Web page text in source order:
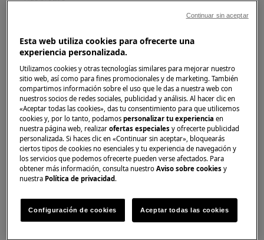
demasiado oscuros o desiguales cuando se
cocinan.
Se aplica a
Hornos
Solución
Cuando se usa el modo de circulación de
aire, reduzca la temperatura entre un 15 y
utilizaría usando otro programa.
Al cocinar en modo de circulación de aire,
Esta web utiliza cookies para ofrecerte una
experiencia personalizada.
Utilizamos cookies y otras tecnologías similares para mejorar nuestro
sitio web, así como para fines promocionales y de marketing. También
compartimos información sobre el uso que le das a nuestra web con
nuestros socios de redes sociales, publicidad y análisis. Al hacer clic en
«Aceptar todas las cookies», das tu consentimiento para que utilicemos
cookies y, por lo tanto, podamospersonalizar tu experienciaen
nuestra página web, realizarofertas especiales y ofrecerte publicidad
personalizada. Si haces clic en «Continuar sin aceptar», bloquearás
ciertos tipos de cookies no esenciales y tu experiencia de navegación y
los servicios que podemos ofrecerte pueden verse afectados. Para
obtener más información, consulta nuestroAviso sobre cookies y
nuestra Política de privacidad.
Configuración de cookies Aceptar todas las cookies
Continuar sin aceptar